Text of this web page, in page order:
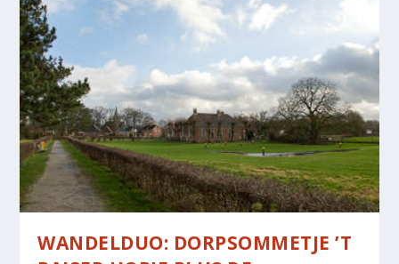
WANDELDUO: DORPSOMMETJE ’T